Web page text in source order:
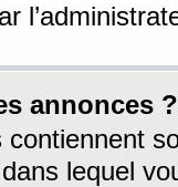
annonces ?
contiennent
lequel